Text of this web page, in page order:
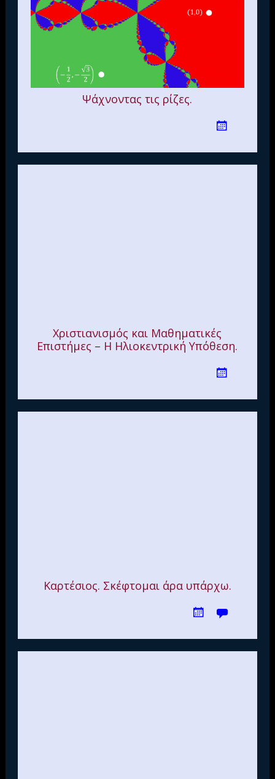
Ψάχνοντας τις ρίζες.
Χριστιανισμός και Μαθηματικές
Επιστήμες – Η Ηλιοκεντρική Υπόθεση.
Καρτέσιος. Σκέφτομαι άρα υπάρχω.